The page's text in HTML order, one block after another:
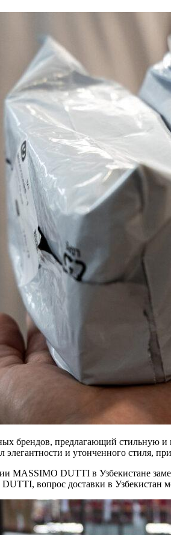
брендов, предлагающий стильную и
элегантности и утонченного стиля,
MASSIMO DUTTI в Узбекистане
вопрос доставки в Узбекистан